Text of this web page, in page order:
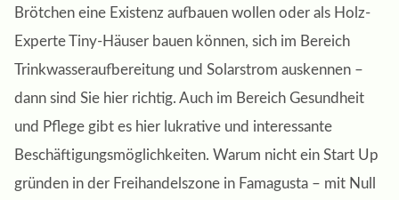
Brötchen eine Existenz aufbauen wollen oder als Holz-
Experte Tiny-Häuser bauen können, sich im Bereich
Trinkwasseraufbereitung und Solarstrom auskennen –
dann sind Sie hier richtig. Auch im Bereich Gesundheit
und Pflege gibt es hier lukrative und interessante
Beschäftigungsmöglichkeiten. Warum nicht ein Start Up
gründen in der Freihandelszone in Famagusta – mit Null